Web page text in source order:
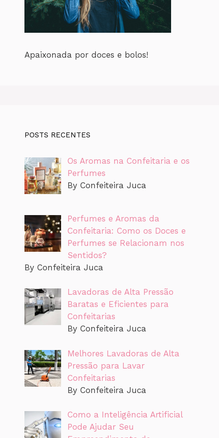
Apaixonada por doces e bolos!
POSTS RECENTES
Os Aromas na Confeitaria e os
Perfumes
By Confeiteira Juca
Perfumes e Aromas da
Confeitaria: Como os Doces e
Perfumes se Relacionam nos
Sentidos?
By Confeiteira Juca
Lavadoras de Alta Pressão
Baratas e Eficientes para
Confeitarias
By Confeiteira Juca
Melhores Lavadoras de Alta
Pressão para Lavar
Confeitarias
By Confeiteira Juca
Como a Inteligência Artificial
Pode Ajudar Seu